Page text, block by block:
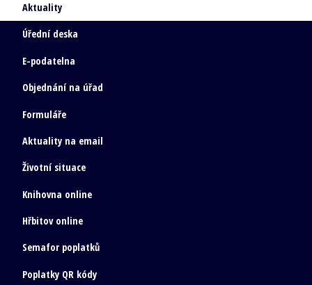
Aktuality
Úřední deska
E-podatelna
Objednání na úřad
Formuláře
Aktuality na email
Životní situace
Knihovna online
Hřbitov online
Semafor poplatků
Poplatky QR kódy